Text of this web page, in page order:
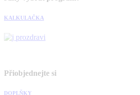
KALKULAČKA
Přiobjednejte si
DOPLŇKY